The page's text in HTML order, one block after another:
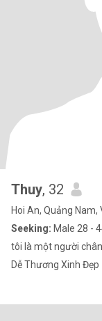
Thuy, 32
Hoi An, Quảng Nam,
Seeking: Male 28 -
tôi là một người
Dễ Thương Xinh Đẹp